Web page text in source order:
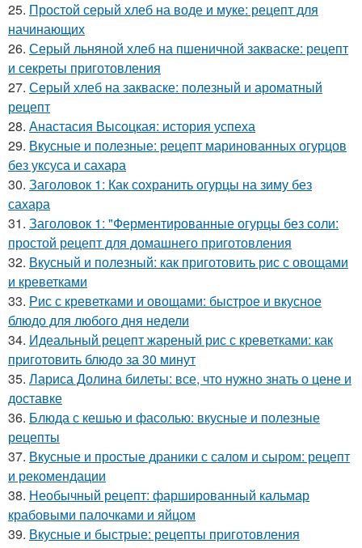
25. Простой серый хлеб на воде и муке: рецепт для
начинающих
26. Серый льняной хлеб на пшеничной закваске: рецепт
и секреты приготовления
27. Серый хлеб на закваске: полезный и ароматный
рецепт
28. Анастасия Высоцкая: история успеха
29. Вкусные и полезные: рецепт маринованных огурцов
без уксуса и сахара
30. Заголовок 1: Как сохранить огурцы на зиму без
сахара
31. Заголовок 1: "Ферментированные огурцы без соли:
простой рецепт для домашнего приготовления
32. Вкусный и полезный: как приготовить рис с овощами
и креветками
33. Рис с креветками и овощами: быстрое и вкусное
блюдо для любого дня недели
34. Идеальный рецепт жареный рис с креветками: как
приготовить блюдо за 30 минут
35. Лариса Долина билеты: все, что нужно знать о цене и
доставке
36. Блюда с кешью и фасолью: вкусные и полезные
рецепты
37. Вкусные и простые драники с салом и сыром: рецепт
и рекомендации
38. Необычный рецепт: фаршированный кальмар
крабовыми палочками и яйцом
39. Вкусные и быстрые: рецепты приготовления